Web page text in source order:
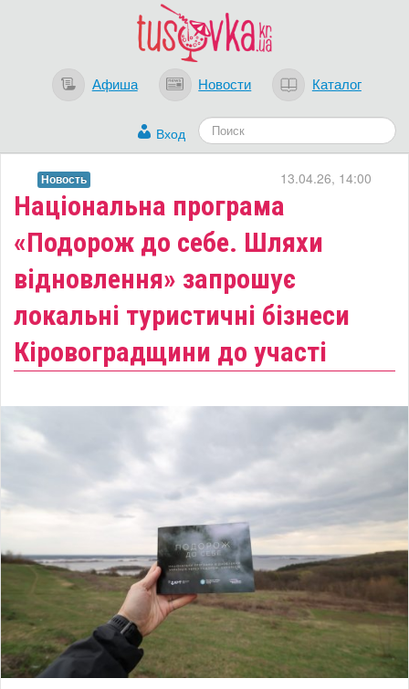
Афиша Новости Каталог
Вход
​Національна програма
«Подорож до себе. Шляхи
відновлення» запрошує
локальні туристичні бізнеси
Кіровоградщини до участі
13.04.26, 14:00
Новость